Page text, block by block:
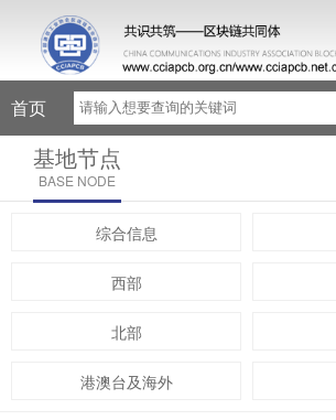
首页
基地节点
BASE NODE
综合信息
西部
北部
港澳台及海外